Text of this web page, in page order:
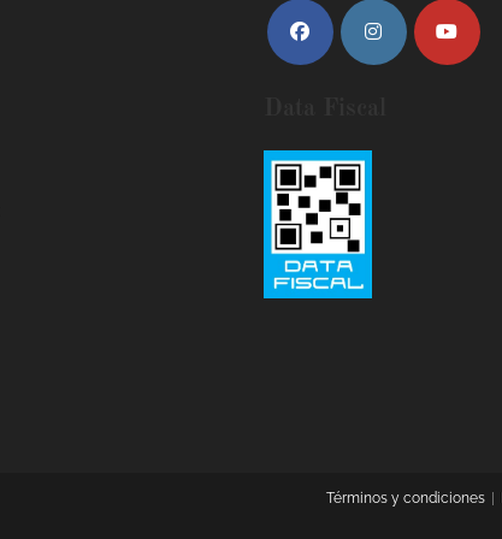
Términos y condiciones